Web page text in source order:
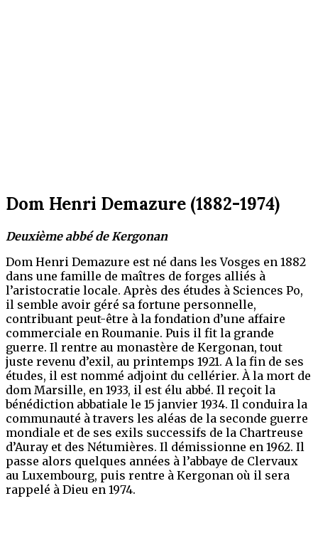
Dom Henri Demazure (1882-1974)
Deuxième abbé de Kergonan
Dom Henri Demazure est né dans les Vosges en 1882
dans une famille de maîtres de forges alliés à
l’aristocratie locale. Après des études à Sciences Po,
il semble avoir géré sa fortune personnelle,
contribuant peut-être à la fondation d’une affaire
commerciale en Roumanie. Puis il fit la grande
guerre. Il rentre au monastère de Kergonan, tout
juste revenu d’exil, au printemps 1921. A la fin de ses
études, il est nommé adjoint du cellérier. À la mort de
dom Marsille, en 1933, il est élu abbé. Il reçoit la
bénédiction abbatiale le 15 janvier 1934. Il conduira la
communauté à travers les aléas de la seconde guerre
mondiale et de ses exils successifs de la Chartreuse
d’Auray et des Nétumières. Il démissionne en 1962. Il
passe alors quelques années à l’abbaye de Clervaux
au Luxembourg, puis rentre à Kergonan où il sera
rappelé à Dieu en 1974.